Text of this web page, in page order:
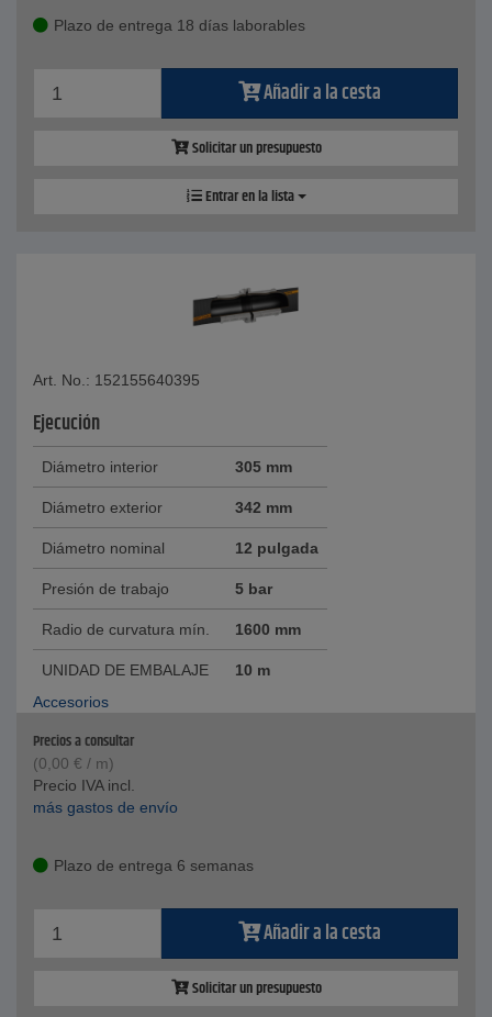
Plazo de entrega 18 días laborables
Añadir a la cesta
Solicitar un presupuesto
Entrar en la lista
Art. No.: 152155640395
Ejecución
Diámetro interior 305 mm
Diámetro exterior 342 mm
Diámetro nominal 12 pulgada
Presión de trabajo 5 bar
Radio de curvatura mín. 1600 mm
UNIDAD DE EMBALAJE
10 m
Accesorios
Precios a consultar
(0,00 € / m)
Precio IVA incl.
más gastos de envío
Plazo de entrega 6 semanas
Añadir a la cesta
Solicitar un presupuesto